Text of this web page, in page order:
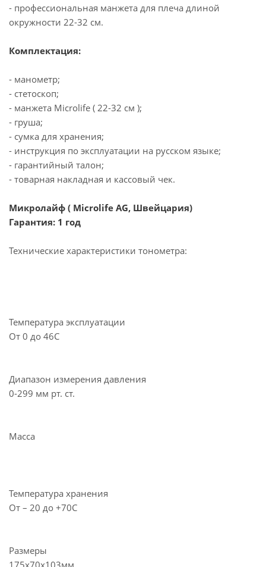
- профессиональная манжета для плеча длиной
окружности 22-32 см.
Комплектация:
- манометр;
- стетоскоп;
- манжета Microlife ( 22-32 см );
- груша;
- сумка для хранения;
- инструкция по эксплуатации на русском языке;
- гарантийный талон;
- товарная накладная и кассовый чек.
Микролайф ( Microlife AG, Швейцария)
Гарантия: 1 год
Технические характеристики тонометра:
Температура эксплуатации
От 0 до 46С
Диапазон измерения давления
0-299 мм рт. ст.
Масса
Температура хранения
От – 20 до +70С
Размеры
175х70х103мм